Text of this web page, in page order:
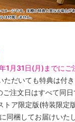
月31日(月)までにご
だいても特典は付
注文日はすべて同
ア限定版(特装限定
同梱してお届けいたし